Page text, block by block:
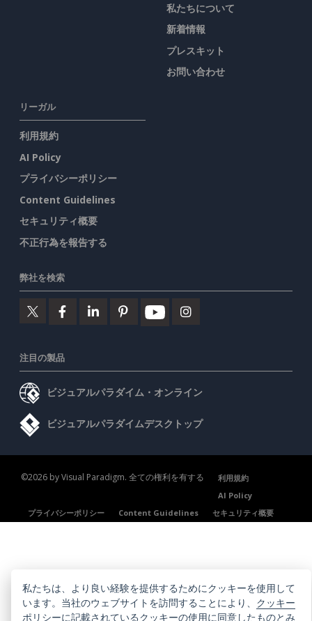
私たちについて
新着情報
プレスキット
お問い合わせ
リーガル
利用規約
AI Policy
プライバシーポリシー
Content Guidelines
セキュリティ概要
不正行為を報告する
弊社を検索
注目の製品
ビジュアルパラダイム・オンライン
ビジュアルパラダイムデスクトップ
©2026 by Visual Paradigm. 全ての権利を有する
利用規約
AI Policy
プライバシーポリシー
Content Guidelines セキュリティ概要
私たちは、より良い経験を提供するためにクッキーを使用して
います。当社のウェブサイトを訪問することにより、 クッキー
ポリシーに記載されているクッキーの使用に同意したものとみ